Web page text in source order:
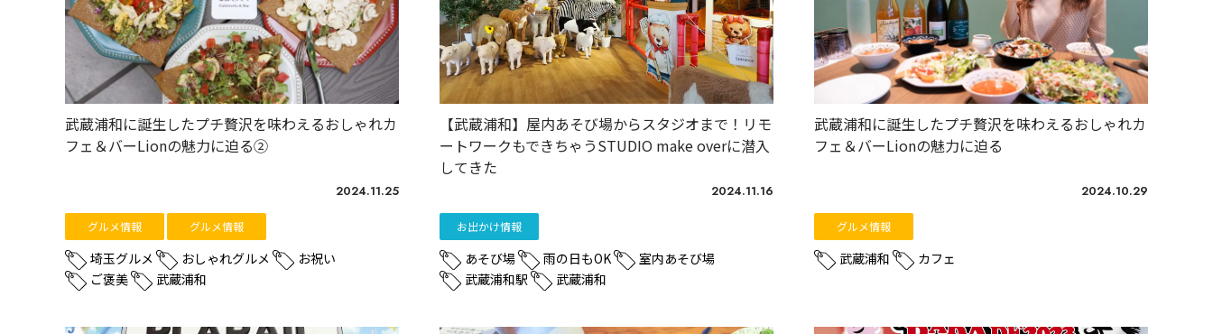
武蔵浦和に誕生したプチ贅沢を味わえるおしゃれカ
フェ＆バーLionの魅力に迫る②
2024.11.25
グルメ情報 グルメ情報
埼玉グルメ おしゃれグルメ
お祝い
ご褒美
武蔵浦和
【武蔵浦和】屋内あそび場からスタジオまで！リモ
ートワークもできちゃうSTUDIO make overに潜入
してきた
2024.11.16
お出かけ情報
あそび場 雨の日もOK
室内あそび場
武蔵浦和駅
武蔵浦和
武蔵浦和に誕生したプチ贅沢を味わえるおしゃれカ
フェ＆バーLionの魅力に迫る
2024.10.29
グルメ情報
武蔵浦和 カフェ